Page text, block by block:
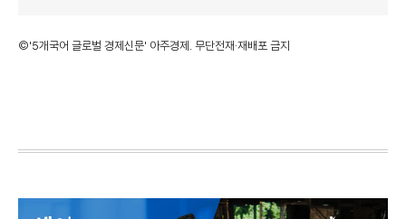
©'5개국어 글로벌 경제신문' 아주경제. 무단전재·재배포 금지